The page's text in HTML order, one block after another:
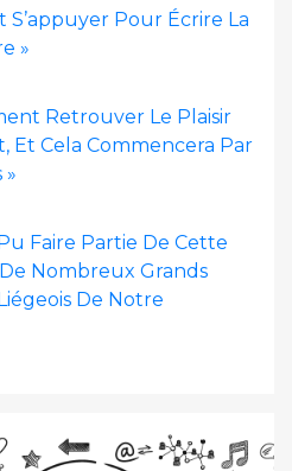
Pour Écrire La
»
Retrouver Le Plaisir
Et Cela Commencera Par
»
Pu Faire Partie De Cette
Nombreux Grands
De Notre